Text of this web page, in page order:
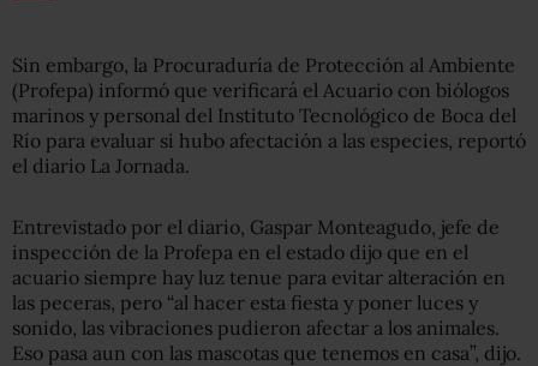
Sin embargo, la Procuraduría de Protección al Ambiente
(Profepa) informó que verificará el Acuario con biólogos
marinos y personal del Instituto Tecnológico de Boca del
Río para evaluar si hubo afectación a las especies, reportó
el diario La Jornada.
Entrevistado por el diario, Gaspar Monteagudo, jefe de
inspección de la Profepa en el estado dijo que en el
acuario siempre hay luz tenue para evitar alteración en
las peceras, pero “al hacer esta fiesta y poner luces y
sonido, las vibraciones pudieron afectar a los animales.
Eso pasa aun con las mascotas que tenemos en casa”, dijo.